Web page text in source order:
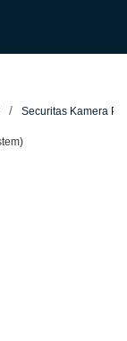
Securitas Kamera